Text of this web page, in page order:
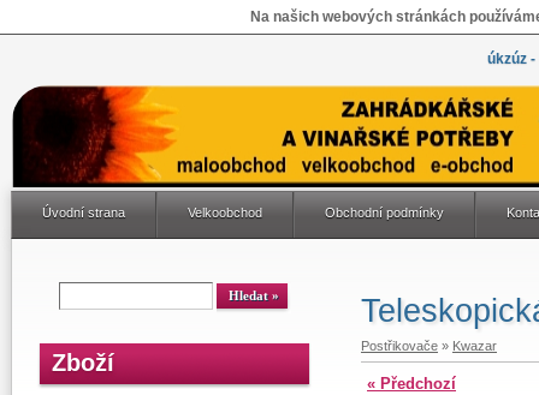
Na našich webových stránkách
úkzúz
Úvodní strana Velkoobchod Obchodní podmínky
Zboží
Postřikovače » Kwazar
« Předchozí